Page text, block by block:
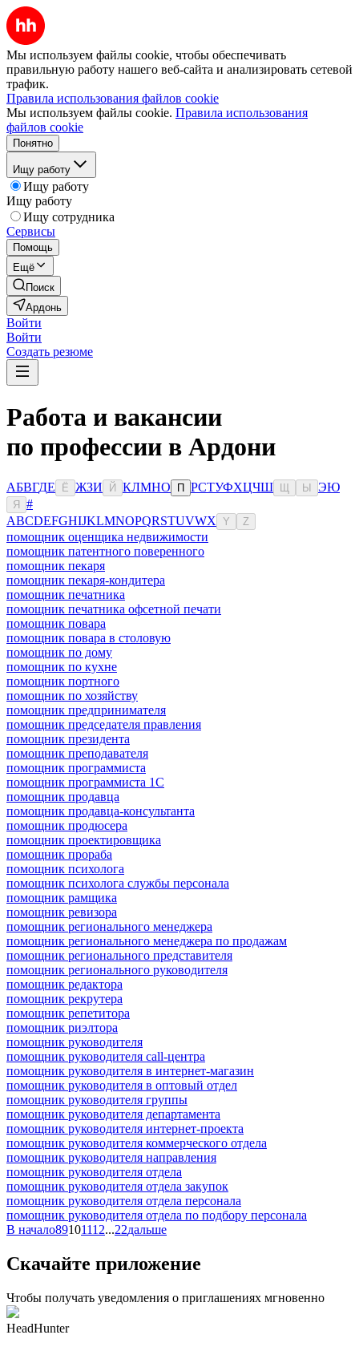
Мы используем файлы cookie, чтобы обеспечивать
правильную работу нашего веб-сайта и анализировать сетевой
трафик.
Правила использования файлов cookie
Мы используем файлы cookie. Правила использования
файлов cookie
Понятно
Ищу работу
Ищу работу
Ищу работу
Ищу сотрудника
Сервисы
Помощь
Ещё
Поиск
Ардонь
Войти
Войти
Создать резюме
Работа и вакансии
по профессии в Ардони
АБВГДЕ Ё ЖЗИ Й КЛМНО П РСТУФХЦЧШ Ы ЭЮ
Я
#
ABCDEFGHIJKLMNOPQRSTUVWX Y Z
помощник оценщика недвижимости
помощник патентного поверенного
помощник пекаря
помощник пекаря-кондитера
помощник печатника
помощник печатника офсетной печати
помощник повара
помощник повара в столовую
помощник по дому
помощник по кухне
помощник портного
помощник по хозяйству
помощник предпринимателя
помощник председателя правления
помощник президента
помощник преподавателя
помощник программиста
помощник программиста 1С
помощник продавца
помощник продавца-консультанта
помощник продюсера
помощник проектировщика
помощник прораба
помощник психолога
помощник психолога службы персонала
помощник рамщика
помощник ревизора
помощник регионального менеджера
помощник регионального менеджера по продажам
помощник регионального представителя
помощник регионального руководителя
помощник редактора
помощник рекрутера
помощник репетитора
помощник риэлтора
помощник руководителя
помощник руководителя call-центра
помощник руководителя в интернет-магазин
помощник руководителя в оптовый отдел
помощник руководителя группы
помощник руководителя департамента
помощник руководителя интернет-проекта
помощник руководителя коммерческого отдела
помощник руководителя направления
помощник руководителя отдела
помощник руководителя отдела закупок
помощник руководителя отдела персонала
помощник руководителя отдела по подбору персонала
В начало89101112...22дальше
Скачайте приложение
Чтобы получать уведомления о приглашениях мгновенно
HeadHunter